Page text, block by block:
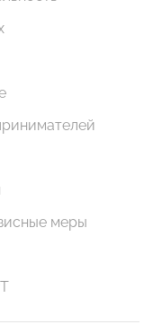
меры